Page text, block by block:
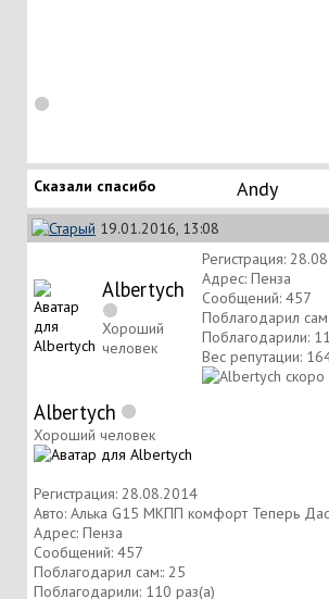
Сказали спасибо Andy
19.01.2016, 13:08
Albertych
Хороший
человек
Регистрация:
Адрес: Пенза
Сообщений: 457
Поблагодарил
Поблагодарили:
Вес репутации:
Albertych
Хороший человек
Регистрация: 28.08.2014
Авто: Алька G15 МКПП комфорт Теперь
Адрес: Пенза
Сообщений: 457
Поблагодарил сам:: 25
Поблагодарили: 110 раз(а)